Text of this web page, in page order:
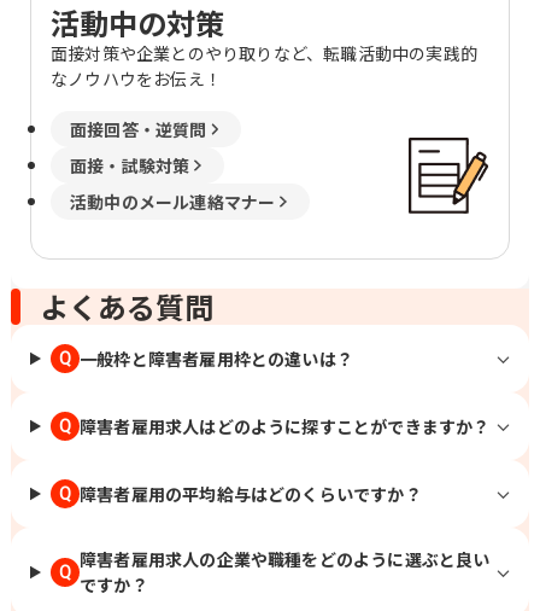
ビル4階 愛知 名古屋市中村区椿町15-21
明治安田生命名古屋西口ビル9階 岡崎市
康生通南2-52明治安田生命岡崎ビル2階
三重 津市羽所町375 百五・明治安田ビ
ル8階 四日市市朝日町1-3明治安田生命
四日市ビル1階 兵庫 神戸市中央区磯上通
8-3-5明治安田生命神戸ビル3階 奈良 奈
良市高天町22-2 明治安田生命奈良ビル4
階 和歌山 和歌山市六番丁17明治安田生
478-8 明治安田生命松江ビル2階 岡山 岡
山市北区駅前町1-9-15明治安田生命岡
7 GRANODE広島11階 福山市昭和町2-3
19-7 明治安田生命下関ビル3階 周南市
ビル3階 高知 高知市本町2-2-34 明治安
区紺屋町9-1明治安田生命小倉ビル2階
久留米市本町4-33 明治安田生命久留米
活動中の対策
面接対策や企業とのやり取りなど、転職活動中の実践的
なノウハウをお伝え！
面接回答・逆質問
面接・試験対策
活動中のメール連絡マナー
よくある質問
Q 一般枠と障害者雇用枠との違いは？
Q 障害者雇用求人はどのように探すことができますか？
Q 障害者雇用の平均給与はどのくらいですか？
Q
障害者雇用求人の企業や職種をどのように選ぶと良い
ですか？